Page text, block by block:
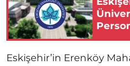
Eskişehir’in Erenköy